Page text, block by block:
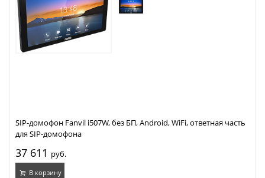
37 611 руб.
В корзину
SIP-домофон Fanvil i507W, без БП, Android, WiFi, ответная часть
для SIP-домофона